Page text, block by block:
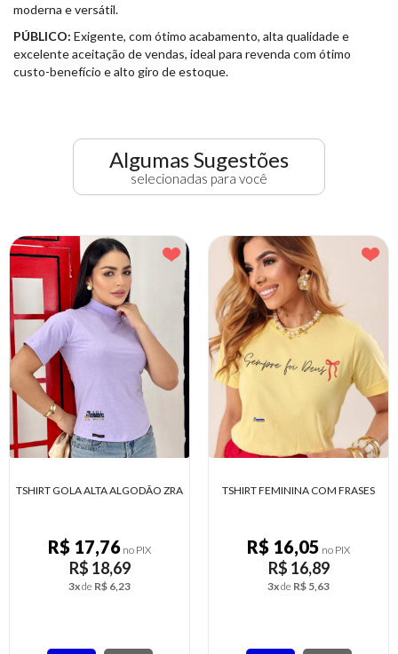
moderna e versátil.
PÚBLICO: Exigente, com ótimo acabamento, alta qualidade e
excelente aceitação de vendas, ideal para revenda com ótimo
custo-benefício e alto giro de estoque.
Algumas Sugestões
selecionadas para você
TSHIRT FEMININA COM FRASES
R$ 16,05 no PIX
R$ 16,89
3x de R$ 5,63
TSHIRT ALGODÃO BORDADA
R$ 19,14 no PIX
R$ 20,15
4x de R$ 5,04